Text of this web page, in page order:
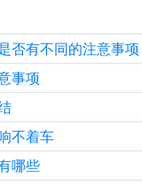
否有不同的注意事项
事项
不着车
哪些